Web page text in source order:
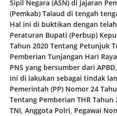
Sipil Negara (ASN) di jajaran
(Pemkab) Talaud di tengah
Hal ini di buktikan dengan
Peraturan Bupati (Perbup)
Tahun 2020 Tentang Petunjuk
Pemberian Tunjangan Hari
PNS yang bersumber dari
ini di lakukan sebagai tindak
Pemerintah (PP) Nomor 24
Tentang Pemberian THR
TNI, Anggota Polri, Pegawai